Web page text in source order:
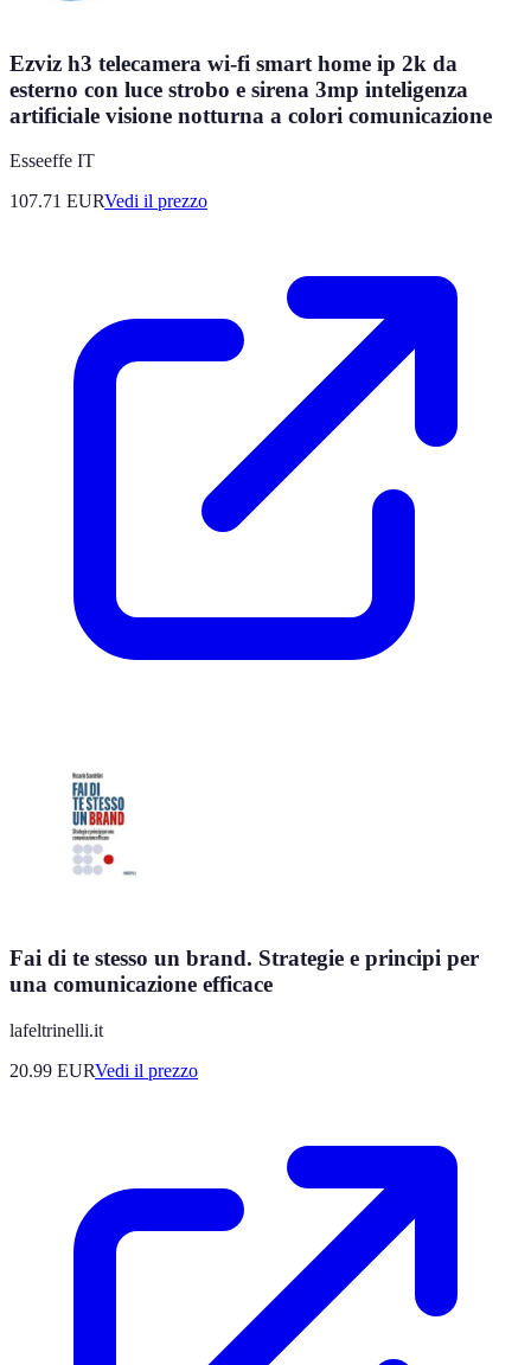
Ezviz h3 telecamera wi-fi smart home ip 2k da
esterno con luce strobo e sirena 3mp inteligenza
artificiale visione notturna a colori comunicazione
Esseeffe IT
107.71 EURVedi il prezzo
Fai di te stesso un brand. Strategie e principi per
una comunicazione efficace
lafeltrinelli.it
20.99 EURVedi il prezzo